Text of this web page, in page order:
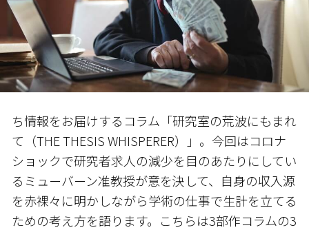
ち情報をお届けするコラム「研究室の荒波にもまれ
て（THE THESIS WHISPERER）」。今回はコロナ
ショックで研究者求人の減少を目のあたりにしてい
るミューバーン准教授が意を決して、自身の収入源
を赤裸々に明かしながら学術の仕事で生計を立てる
ための考え方を語ります。こちらは3部作コラムの3